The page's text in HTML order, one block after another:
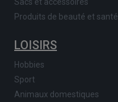
Produits de beauté et santé
LOISIRS
Hobbies
Sport
Animaux domestiques